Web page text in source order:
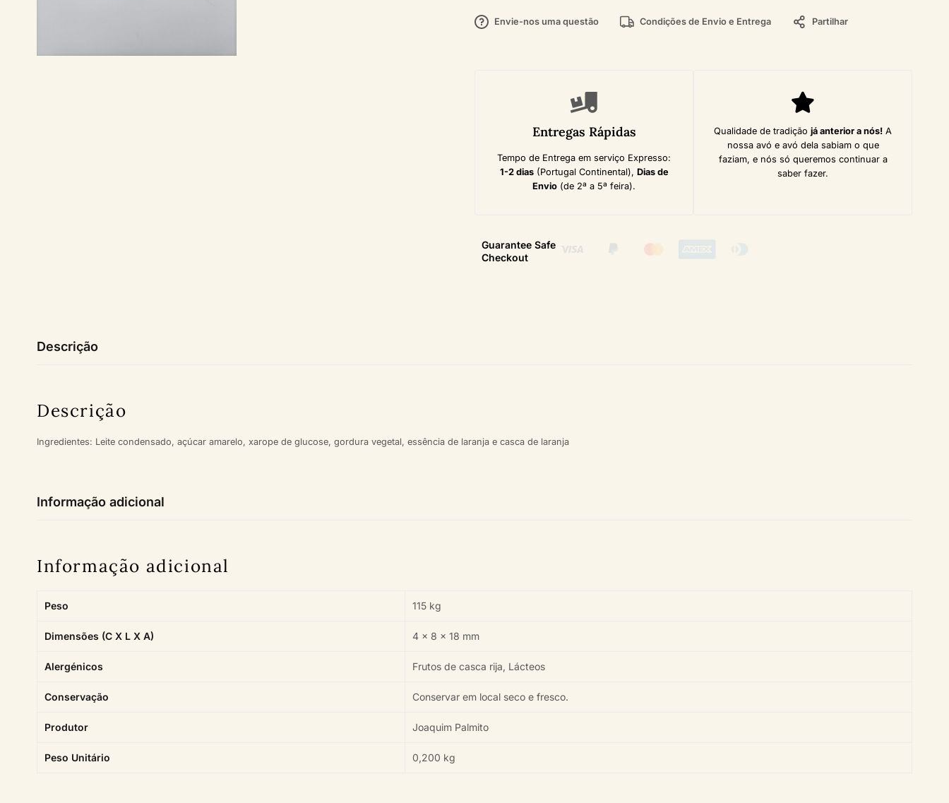
Envie-nos uma questão Condições de Envio e Entrega Partilhar
Entregas Rápidas
Tempo de Entrega em serviço Expresso:
1-2 dias(Portugal Continental), Dias de
Envio (de 2ª a 5ª feira).
Qualidade de tradição já anterior a nós! A
nossa avó e avó dela sabiam o que
faziam, e nós só queremos continuar a
saber fazer.
Guarantee Safe
Checkout
Descrição
Descrição
Ingredientes: Leite condensado, açúcar amarelo, xarope de glucose, gordura vegetal, essência de laranja e casca de laranja
Informação adicional
Informação adicional
Peso 115 kg
Dimensões (C X L X A) 4 × 8 × 18 mm
Alergénicos Frutos de casca rija, Lácteos
Conservação Conservar em local seco e fresco.
Produtor Joaquim Palmito
Peso Unitário 0,200 kg